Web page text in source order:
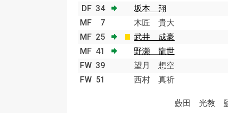
DF 34
坂本 翔
MF
7
木匠 貴大
MF 25
武井 成豪
MF 41
野瀬 龍世
FW 39
望月 想空
FW 51 西村 真祈
藪田 光教